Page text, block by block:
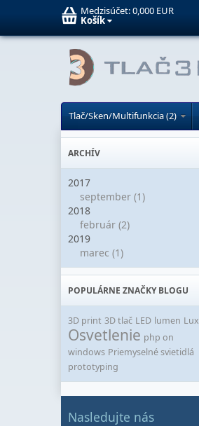
Medzisúčet:0,000 EUR
Košík
Tlač/Sken/Multifunkcia (2)
ARCHÍV
2017
september (1)
2018
február (2)
2019
marec (1)
POPULÁRNE ZNAČKY BLOGU
3D print 3D tlač LED lumen Lux
Osvetlenie php on
windows Priemyselné svietidlá
prototyping
Nasledujte nás